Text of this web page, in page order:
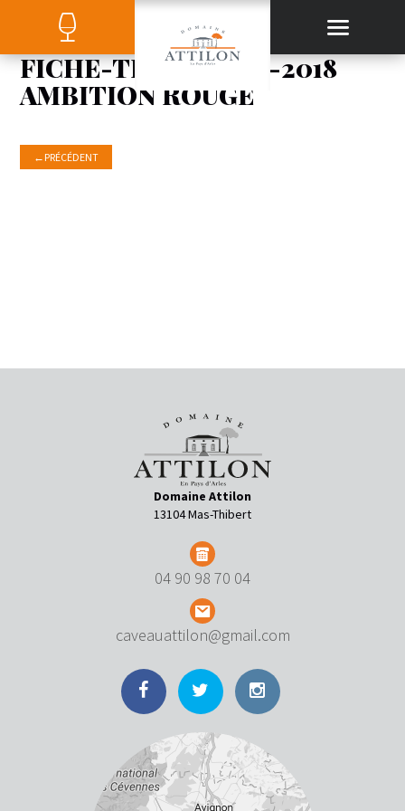
FICHE-TECHNIQUE-2018
AMBITION ROUGE
← PRÉCÉDENT
Domaine Attilon
13104 Mas-Thibert
04 90 98 70 04
caveauattilon@gmail.com